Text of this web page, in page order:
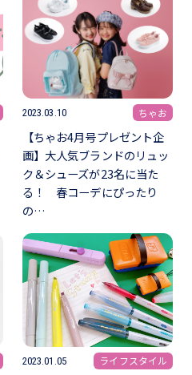
2023.03.10 ちゃお
【ちゃお4月号プレゼント企
画】大人気ブランドのリュッ
ク＆シューズが23名に当た
る！ 春コーデにぴったり
の…
2023.01.05 ライフスタイル